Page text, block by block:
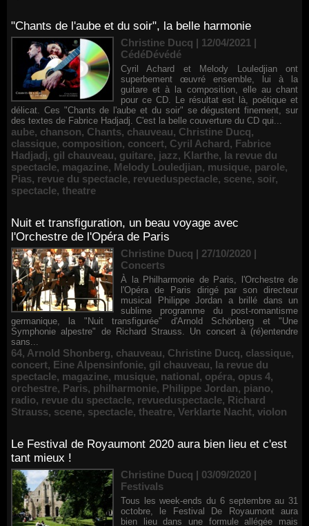
"Chants de l'aube et du soir", la belle harmonie
Christine Ducq | 12/04/2021 |
CédéDévédé
Cyril Achard et Melody Louledjian ont
superbement œuvré ensemble, lui à la
guitare et à la composition, elle au chant
pour ce CD. Le résultat est là, poétique et
délicat. Ces "Chants de l'aube et du soir" se dégustent finement, sur
des textes de Fabrice Hadjadj. C'est la belle couverture du CD qui...
aube, chanson, Chants, chauveau, Christine Ducq,
classique, composition, concert, Cyril Achard, Fabrice
Hadjadj, gil chauveau, guitare, jazz, Klarthe, la revue du
spectacle, magazine, Melody Louledjian, musique, parole,
Pias, revue du spectacle, revueduspectacle, scene, soir,
spectacle, theatre
Nuit et transfiguration, un beau voyage avec
l'Orchestre de l'Opéra de Paris
Christine Ducq | 27/10/2020 |
Concerts
À la Philharmonie de Paris, l'Orchestre de
l'Opéra de Paris dirigé par son directeur
musical Philippe Jordan a brillé dans un
sublime programme du post-romantisme
germanique, la "Nuit transfigurée" d'Arnold Schönberg et "Une
Symphonie alpestre" de Richard Strauss. Un concert à (ré)entendre
sans...
64, Arnold Shonberg, chauveau, Christine Ducq, classique,
concert, Eine Alpensinfonie, gil chauveau, la revue du
spectacle, magazine, musique, national, opéra, opus 4,
orchestre, Paris, philharmonie, Philippe Jordan, piano,
radio, revue du spectacle, revueduspectacle, Richard
Strauss, scene, spectacle, theatre, Verklarte Nacht, violon
Le Festival de Royaumont 2020 aura bien lieu et c'est
tant mieux !
Christine Ducq | 03/09/2020 |
Festivals
Tous les week-ends du 6 septembre au 31
octobre, le Festival De Royaumont aura
bien lieu dans une formule allégée mais